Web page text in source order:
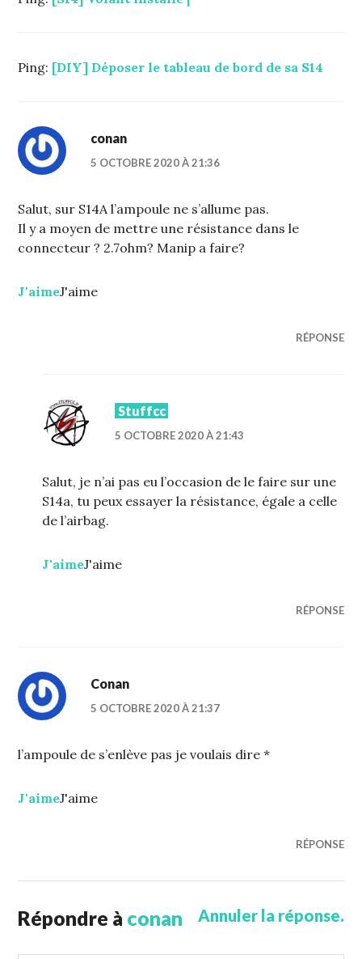
Ping: [DIY] Déposer le tableau de bord de sa S14
conan
5 OCTOBRE 2020 À 21:36
Salut, sur S14A l’ampoule ne s’allume pas.
Il y a moyen de mettre une résistance dans le
connecteur ? 2.7ohm? Manip a faire?
J'aimeJ'aime
RÉPONSE
Stuffcc
5 OCTOBRE 2020 À 21:43
Salut, je n’ai pas eu l’occasion de le faire sur une
S14a, tu peux essayer la résistance, égale a celle
de l’airbag.
J'aimeJ'aime
RÉPONSE
Conan
5 OCTOBRE 2020 À 21:37
l’ampoule de s’enlève pas je voulais dire *
J'aimeJ'aime
RÉPONSE
Répondre à conan Annuler la réponse.